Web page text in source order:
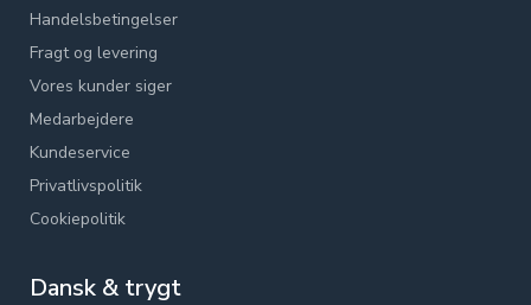
Handelsbetingelser
Fragt og levering
Vores kunder siger
Medarbejdere
Kundeservice
Privatlivspolitik
Cookiepolitik
Dansk & trygt